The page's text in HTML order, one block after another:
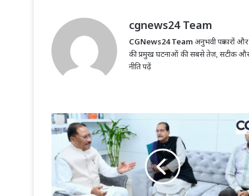
cgnews24 Team
CGNews24 Teamअनुभवी पत्रकारों
की प्रमुख घटनाओं की सबसे तेज़, सटीक
नीति पढ़ें
मुख्यमंत्री
विष्णु
साय
झारखंड
के